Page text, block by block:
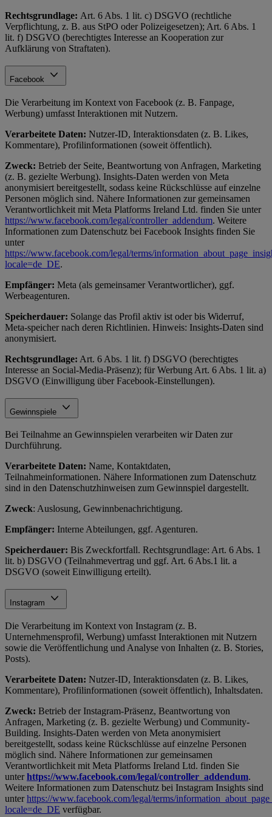
Rechtsgrundlage: Art. 6 Abs. 1 lit. c) DSGVO (rechtliche
Verpflichtung, z. B. aus StPO oder Polizeigesetzen); Art. 6 Abs. 1
lit. f) DSGVO (berechtigtes Interesse an Kooperation zur
Aufklärung von Straftaten).
Facebook
Die Verarbeitung im Kontext von Facebook (z. B. Fanpage,
Werbung) umfasst Interaktionen mit Nutzern.
Verarbeitete Daten: Nutzer-ID, Interaktionsdaten (z. B. Likes,
Kommentare), Profilinformationen (soweit öffentlich).
Zweck: Betrieb der Seite, Beantwortung von Anfragen, Marketing
(z. B. gezielte Werbung). Insights-Daten werden von Meta
anonymisiert bereitgestellt, sodass keine Rückschlüsse auf einzelne
Personen möglich sind. Nähere Informationen zur gemeinsamen
Verantwortlichkeit mit Meta Platforms Ireland Ltd. finden Sie unter
https://www.facebook.com/legal/controller_addendum. Weitere
Informationen zum Datenschutz bei Facebook Insights finden Sie
unter
https://www.facebook.com/legal/terms/
locale=de_DE.
Empfänger: Meta (als gemeinsamer Verantwortlicher), ggf.
Werbeagenturen.
Speicherdauer: Solange das Profil aktiv ist oder bis Widerruf,
Meta-speicher nach deren Richtlinien. Hinweis: Insights-Daten sind
anonymisiert.
Rechtsgrundlage: Art. 6 Abs. 1 lit. f) DSGVO (berechtigtes
Interesse an Social-Media-Präsenz); für Werbung Art. 6 Abs. 1 lit. a)
DSGVO (Einwilligung über Facebook-Einstellungen).
Gewinnspiele
Bei Teilnahme an Gewinnspielen verarbeiten wir Daten zur
Durchführung.
Verarbeitete Daten: Name, Kontaktdaten,
Teilnahmeinformationen. Nähere Informationen zum Datenschutz
sind in den Datenschutzhinweisen zum Gewinnspiel dargestellt.
Zweck: Auslosung, Gewinnbenachrichtigung.
Empfänger: Interne Abteilungen, ggf. Agenturen.
Speicherdauer: Bis Zweckfortfall. Rechtsgrundlage: Art. 6 Abs. 1
lit. b) DSGVO (Teilnahmevertrag und ggf. Art. 6 Abs.1 lit. a
DSGVO (soweit Einwilligung erteilt).
Instagram
Die Verarbeitung im Kontext von Instagram (z. B.
Unternehmensprofil, Werbung) umfasst Interaktionen mit Nutzern
sowie die Veröffentlichung und Analyse von Inhalten (z. B. Stories,
Posts).
Verarbeitete Daten: Nutzer-ID, Interaktionsdaten (z. B. Likes,
Kommentare), Profilinformationen (soweit öffentlich), Inhaltsdaten.
Zweck: Betrieb der Instagram-Präsenz, Beantwortung von
Anfragen, Marketing (z. B. gezielte Werbung) und Community-
Building. Insights-Daten werden von Meta anonymisiert
bereitgestellt, sodass keine Rückschlüsse auf einzelne Personen
möglich sind. Nähere Informationen zur gemeinsamen
Verantwortlichkeit mit Meta Platforms Ireland Ltd. finden Sie
unter https://www.facebook.com/legal/controller_addendum.
Weitere Informationen zum Datenschutz bei Instagram Insights sind
unter https://www.facebook.com/legal/terms/
locale=de_DE verfügbar.